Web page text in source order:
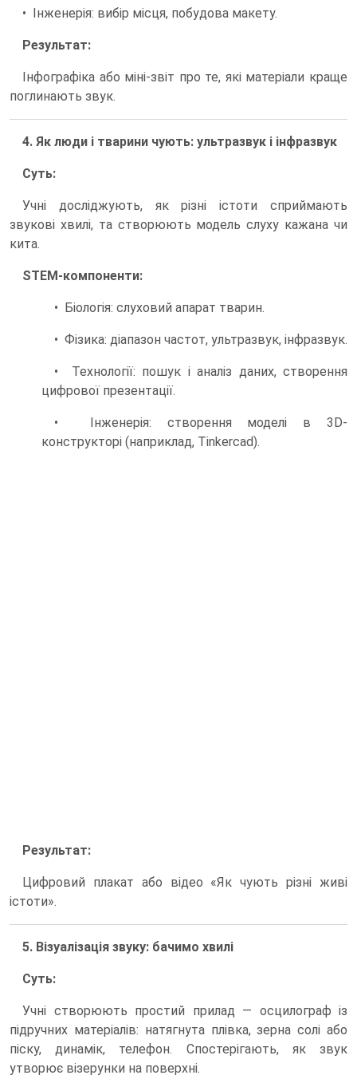
• Інженерія: вибір місця, побудова макету.
Результат:
Інфографіка або міні-звіт про те, які матеріали краще
поглинають звук.
4. Як люди і тварини чують: ультразвук і інфразвук
Суть:
Учні досліджують, як різні істоти сприймають
звукові хвилі, та створюють модель слуху кажана чи
кита.
STEM-компоненти:
• Біологія: слуховий апарат тварин.
• Фізика: діапазон частот, ультразвук, інфразвук.
• Технології: пошук і аналіз даних, створення
цифрової презентації.
• Інженерія: створення моделі в 3D-
конструкторі (наприклад, Tinkercad).
Результат:
Цифровий плакат або відео «Як чують різні живі
істоти».
5. Візуалізація звуку: бачимо хвилі
Суть:
Учні створюють простий прилад — осцилограф із
підручних матеріалів: натягнута плівка, зерна солі або
піску, динамік, телефон. Спостерігають, як звук
утворює візерунки на поверхні.